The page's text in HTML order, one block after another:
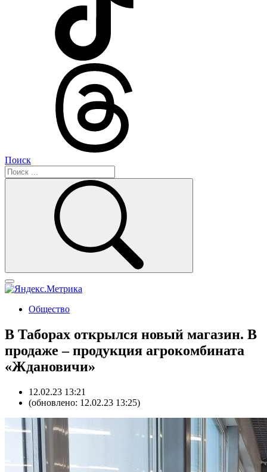
Поиск
Общество
В Таборах открылся новый магазин. В
продаже – продукция агрокомбината
«Ждановичи»
12.02.23 13:21
(обновлено: 12.02.23 13:25)